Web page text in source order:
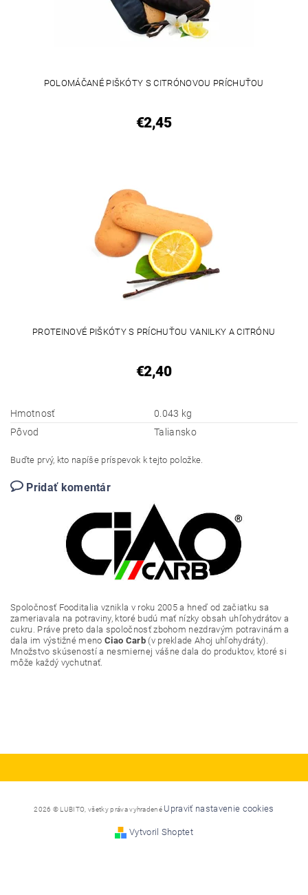
POLOMÁČANÉ PIŠKÓTY S CITRÓNOVOU PRÍCHUŤOU
€2,45
PROTEINOVÉ PIŠKÓTY S PRÍCHUŤOU VANILKY A CITRÓNU
€2,40
Hmotnosť
0.043 kg
Pôvod
Taliansko
Buďte prvý, kto napíše príspevok k tejto položke.
Pridať komentár
Spoločnosť Fooditalia vznikla v roku 2005 a hneď od začiatku sa
zameriavala na potraviny, ktoré budú mať nízky obsah uhľohydrátov a
cukru. Práve preto dala spoločnosť zbohom nezdravým potravinám a
dala im výstižné menoCiao Carb(v preklade Ahoj uhľohydráty).
Množstvo skúseností a nesmiernej vášne dala do produktov, ktoré si
môže každý vychutnať.
2026 © LUBITO, všetky práva vyhradené Upraviť nastavenie cookies
Vytvoril Shoptet